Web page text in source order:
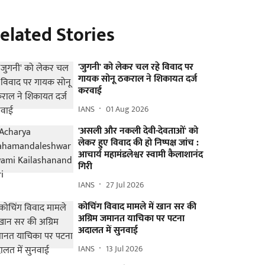
Stories
'जुगनी' को लेकर चल रहे विवाद पर
गायक सोनू ठकराल ने शिकायत दर्ज
करवाई
IANS 01 Aug 2026
'असली और नकली देवी-देवताओं' को
लेकर हुए विवाद की हो निष्पक्ष जांच :
आचार्य महामंडलेश्वर स्वामी कैलाशानंद
गिरी
IANS 27 Jul 2026
कोचिंग विवाद मामले में खान सर की
अग्रिम जमानत याचिका पर पटना
अदालत में सुनवाई
IANS 13 Jul 2026